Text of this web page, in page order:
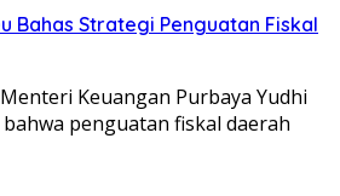
Bahas Strategi Penguatan Fiskal
Keuangan Purbaya Yudhi
penguatan fiskal daerah